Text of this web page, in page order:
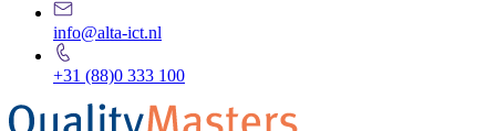
info@alta-ict.nl
+31 (88)0 333 100